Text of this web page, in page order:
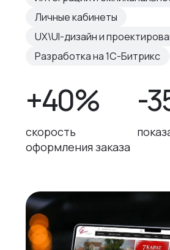
Личные кабинеты
UX\UI-дизайн и
Разработка на 1С-Битрикс
+40%
скорость
оформления заказа
-